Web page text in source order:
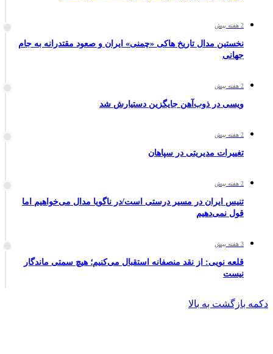
2 هفته پیش
نخستین مدال تاریخ هاکی «چمنی» ایران و صعود مقتدرانه به جام
جهانی
2 هفته پیش
ویسی در ذوب‌آهن جایگزین دستیارش شد
2 هفته پیش
تغییرات مدیریتی در سپاهان
2 هفته پیش
تنیس ایران در مسیر درستی است/در ناگویا مدال می‌خواهیم اما
قول نمی‌دهیم
3 هفته پیش
قلعه نویی: از نقد منصفانه استقبال می‌کنیم؛ هیچ سمتی ماندگار
نیست
دکمه بازگشت به بالا